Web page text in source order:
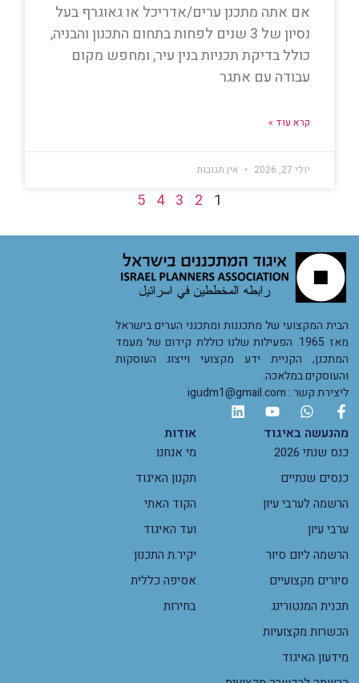
אם אתה מתכנן ערים/אדריכל או גאוגרף בעל
נסיון של 3 שנים לפחות בתחום התכנון והבניה,
כולל בדיקת תכניות בנין עיר, ומחפש מקום
עבודה עם אתגר
קרא עוד »
יולי 27, 2026 אין תגובות
1
2
3
4
5
הבית המקצועי של מתכננות ומתכנני הערים בישראל
מאז 1965. הפעילות שלנו כוללת קידום של מעמד
המתכנן, הקניית ידע מקצועי וייצוג העוסקות
והעוסקים במלאכה.
ליצירת קשר : igudm1@gmail.com
מהנעשה באיגוד
כנס שנתי 2026
כנסים שנתיים
הרשמה לערבי עיון
ערבי עיון
הרשמה ליום סיור
סיורים מקצועיים
תכנית המנטורינג
הכשרות מקצועיות
מידעון האיגוד
אודות
מי אנחנו
תקנון האיגוד
הקוד האתי
ועד האיגוד
יקיר.ת התכנון
אסיפה כללית
בחירות